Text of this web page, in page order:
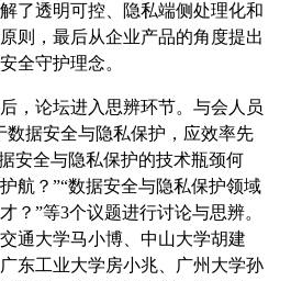
了透明可控、隐私端侧处理化和
则，最后从企业产品的角度提出
全守护理念。
，论坛进入思辨环节。与会人员
数据安全与隐私保护，应效率先
安全与隐私保护的技术瓶颈何
航？ ”“数据安全与隐私保护领域
？ ”等3个议题进行讨论与思辨。
通大学马小博、中山大学胡建
东工业大学房小兆、广州大学孙